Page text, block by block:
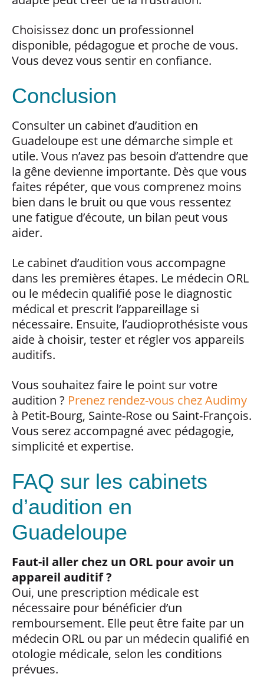
Choisissez donc un professionnel
disponible, pédagogue et proche de vous.
Vous devez vous sentir en confiance.
Conclusion
Consulter un cabinet d’audition en
Guadeloupe est une démarche simple et
utile. Vous n’avez pas besoin d’attendre que
la gêne devienne importante. Dès que vous
faites répéter, que vous comprenez moins
bien dans le bruit ou que vous ressentez
une fatigue d’écoute, un bilan peut vous
aider.
Le cabinet d’audition vous accompagne
dans les premières étapes. Le médecin ORL
ou le médecin qualifié pose le diagnostic
médical et prescrit l’appareillage si
nécessaire. Ensuite, l’audioprothésiste vous
aide à choisir, tester et régler vos appareils
auditifs.
Vous souhaitez faire le point sur votre
audition ? Prenez rendez-vous chez Audimy
à Petit-Bourg, Sainte-Rose ou Saint-François.
Vous serez accompagné avec pédagogie,
simplicité et expertise.
FAQ sur les cabinets
d’audition en
Guadeloupe
Faut-il aller chez un ORL pour avoir un
appareil auditif ?
Oui, une prescription médicale est
nécessaire pour bénéficier d’un
remboursement. Elle peut être faite par un
médecin ORL ou par un médecin qualifié en
otologie médicale, selon les conditions
prévues.